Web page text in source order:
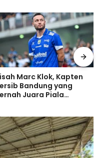
Marc Klok, Kapten
Bandung yang
Juara Piala